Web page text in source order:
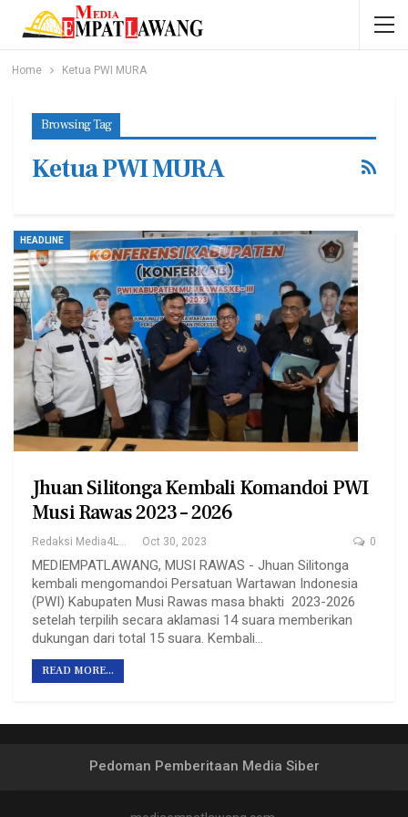
Home Ketua PWI MURA
Browsing Tag
Ketua PWI MURA
HEADLINE
Jhuan Silitonga Kembali Komandoi PWI
Musi Rawas 2023 – 2026
Oct 30, 2023 0
MEDIEMPATLAWANG, MUSI RAWAS - Jhuan Silitonga
kembali mengomandoi Persatuan Wartawan Indonesia
(PWI) Kabupaten Musi Rawas masa bhakti 2023-2026
setelah terpilih secara aklamasi 14 suara memberikan
dukungan dari total 15 suara. Kembali…
READ MORE...
Pedoman Pemberitaan Media Siber